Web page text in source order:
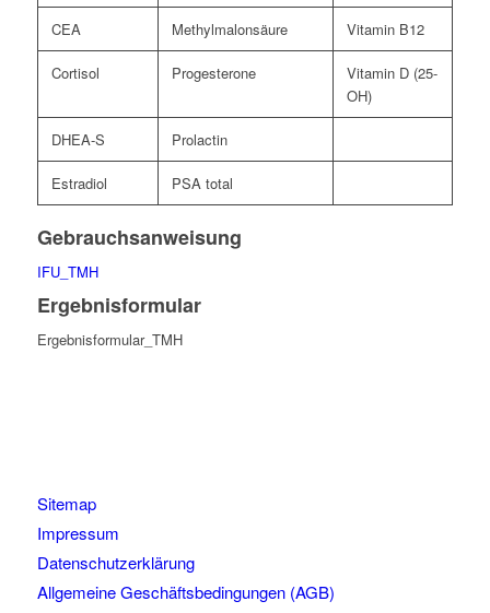
CEA Methylmalonsäure Vitamin B12
Cortisol Progesterone
Vitamin D (25-
OH)
DHEA-S Prolactin
Estradiol PSA total
Gebrauchsanweisung
IFU_TMH
Ergebnisformular
Ergebnisformular_TMH
Sitemap
Impressum
Datenschutzerklärung
Allgemeine Geschäftsbedingungen (AGB)